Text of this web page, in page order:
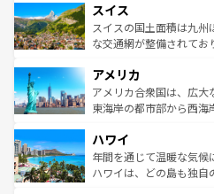
れる地方に足を運ぶとそ
きるだろう。 な
を参照してほしい。
は、お酒好きな人にはぜひ体験
ドイツ情報はコンテンツ
リアごとに異なる魅力が
ティー、ビール好きに
戦など、本場だからこそ
ンツ一覧を参照してほし
スイス
スイスの国土面積は九
な交通網が整備されてお
の建物がそのまま残る町
博物館もあり、アルプス
ことができる。国民の所
ば市内交通費無料で観光を楽
着のスイス情報はコンテ
アメリカ
アメリカ合衆国は、広大
東海岸の都市部から西海
のような巨大都市は、観
ンメントが詰まった刺激
西部には大自然が広がり
ハワイ
年間を通じて温暖な気候
ハワイは、どの島も独自